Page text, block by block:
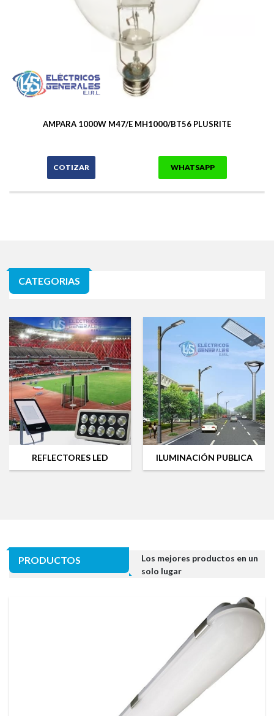
AMPARA 1000W M47/E MH1000/BT56 PLUSRITE
COTIZAR WHATSAPP
CATEGORIAS
REFLECTORES LED ILUMINACIÓN PUBLICA
PRODUCTOS
Los mejores productos en un
solo lugar